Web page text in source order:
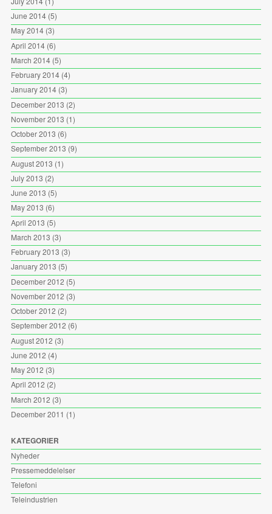
June 2014(5)
May 2014(3)
April 2014(6)
March 2014(5)
February 2014(4)
January 2014(3)
December 2013 (2)
November 2013 (1)
October 2013 (6)
September 2013 (9)
August 2013 (1)
July 2013 (2)
June 2013 (5)
May 2013 (6)
April 2013 (5)
March 2013 (3)
February 2013 (3)
January 2013 (5)
December 2012 (5)
November 2012 (3)
October 2012 (2)
September 2012 (6)
August 2012 (3)
June 2012 (4)
May 2012 (3)
April 2012 (2)
March 2012 (3)
December 2011 (1)
KATEGORIER
Nyheder
Pressemeddelelser
Telefoni
Teleindustrien